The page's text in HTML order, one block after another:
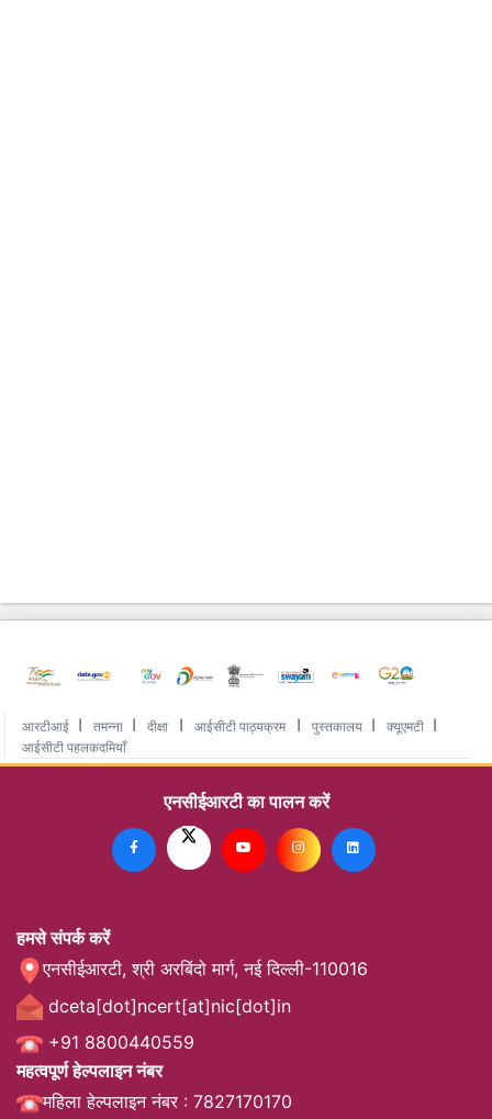
आरटीआई Iतमन्ना Iदीक्षा Iआईसीटी पाठ्यक्रमIपुस्तकालय Iक्यूएमटी I
आईसीटी पहलकदमियाँ
एनसीईआरटी का पालन करें
हमसे संपर्क करें
एनसीईआरटी, श्री अरबिंदो मार्ग, नई दिल्ली-110016
dceta[dot]ncert[at]nic[dot]in
+91 8800440559
महत्वपूर्ण हेल्पलाइन नंबर
महिला हेल्पलाइन नंबर : 7827170170